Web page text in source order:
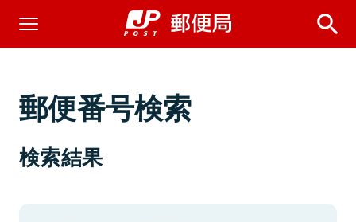
郵便番号検索
検索結果